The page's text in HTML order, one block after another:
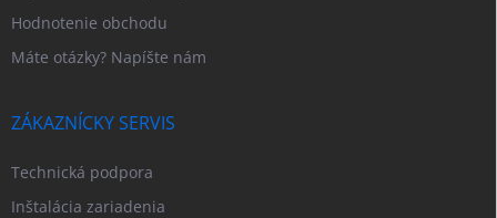
Hodnotenie obchodu
Máte otázky? Napíšte nám
ZÁKAZNÍCKY SERVIS
Technická podpora
Inštalácia zariadenia